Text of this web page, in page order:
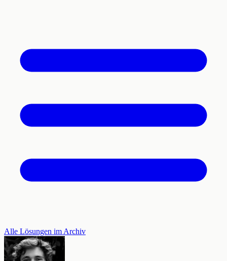
Alle Lösungen im Archiv